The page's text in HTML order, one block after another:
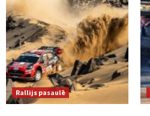
Rallijs pasaulē